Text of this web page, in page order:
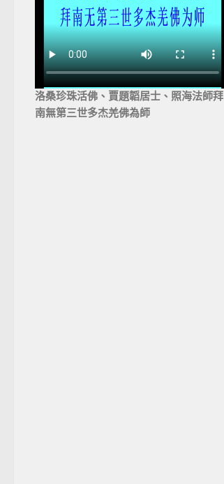
洛桑珍珠活佛、賈題韜居士、照海法師拜
南無第三世多杰羌佛為師